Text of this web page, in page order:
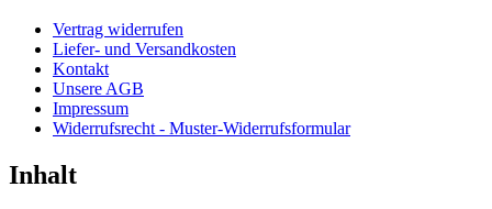
Vertrag widerrufen
Liefer- und Versandkosten
Kontakt
Unsere AGB
Impressum
Widerrufsrecht - Muster-Widerrufsformular
Inhalt